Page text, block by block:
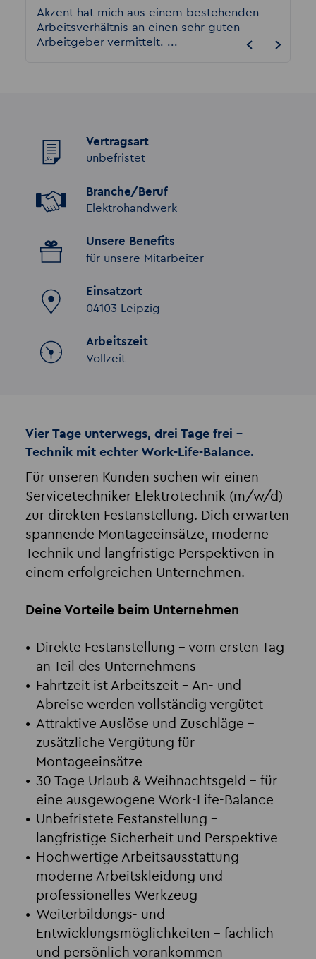
Akzent hat mich aus einem bestehenden
Arbeitsverhältnis an einen sehr guten
Arbeitgeber vermittelt. ...
gut
Vertragsart
unbefristet
Branche/Beruf
Elektrohandwerk
Unsere Benefits
für unsere Mitarbeiter
Einsatzort
04103 Leipzig
Arbeitszeit
Vollzeit
Vier Tage unterwegs, drei Tage frei –
Technik mit echter Work-Life-Balance.
Für unseren Kunden suchen wir einen
Servicetechniker Elektrotechnik (m/w/d)
zur direkten Festanstellung. Dich erwarten
spannende Montageeinsätze, moderne
Technik und langfristige Perspektiven in
einem erfolgreichen Unternehmen.
Deine Vorteile beim Unternehmen
Direkte Festanstellung – vom ersten Tag
an Teil des Unternehmens
Fahrtzeit ist Arbeitszeit– An- und
Abreise werden vollständig vergütet
Attraktive Auslöse und Zuschläge –
zusätzliche Vergütung für
Montageeinsätze
30 Tage Urlaub & Weihnachtsgeld – für
eine ausgewogene Work-Life-Balance
Unbefristete Festanstellung –
langfristige Sicherheit und Perspektive
Hochwertige Arbeitsausstattung –
moderne Arbeitskleidung und
professionelles Werkzeug
Weiterbildungs- und
Entwicklungsmöglichkeiten – fachlich
und persönlich vorankommen